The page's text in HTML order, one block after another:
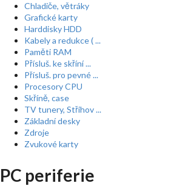
Chladiče, větráky
Grafické karty
Harddisky HDD
Kabely a redukce ( ...
Paměti RAM
Přísluš. ke skříní ...
Přísluš. pro pevné ...
Procesory CPU
Skříně, case
TV tunery, Střihov ...
Základní desky
Zdroje
Zvukové karty
PC periferie